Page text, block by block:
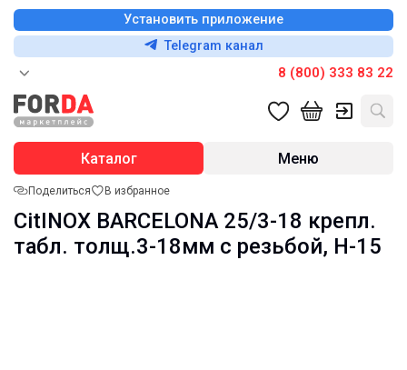
Установить приложение
Telegram канал
8 (800) 333 83 22
Каталог Меню
Поделиться В избранное
CitINOX BARCELONA 25/3-18 крепл.
табл. толщ.3-18мм с резьбой, H-15